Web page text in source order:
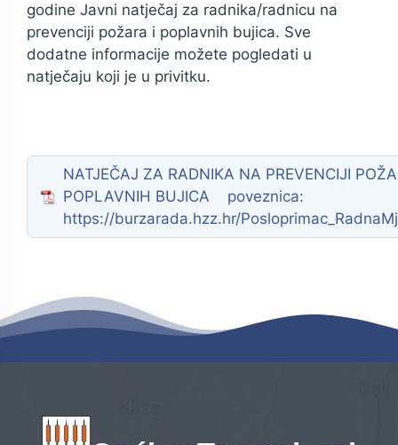
godine Javni natječaj za radnika/radnicu na
prevenciji požara i poplavnih bujica. Sve
dodatne informacije možete pogledati u
natječaju koji je u privitku.
NATJEČAJ ZA RADNIKA NA PREVENCIJI
POPLAVNIH BUJICA poveznica:
https://burzarada.hzz.hr/